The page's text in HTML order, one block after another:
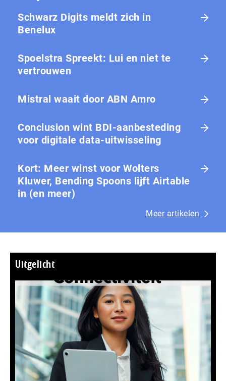
Schwarz Digits meldt zich in
Benelux
Spoelstra Spreekt: Lui en niet te
vertrouwen
Mistral waait door ABN Amro
Conclusion wint BDI-aanbesteding
voor digitale data-uitwisseling
Kort: Meer winst voor Wolters
Kluwer, Bending Spoons lijft Airtable
in (en meer)
Meer artikelen
Uitgelicht